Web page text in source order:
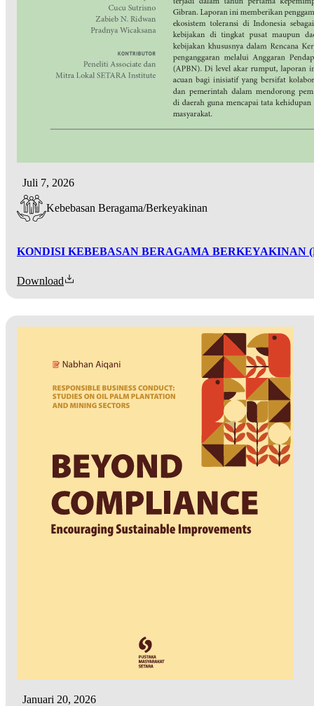
Juli 7, 2026
Kebebasan Beragama/Berkeyakinan
KONDISI KEBEBASAN BERAGAMA BERKEYAKINAN
Download
Januari 20, 2026